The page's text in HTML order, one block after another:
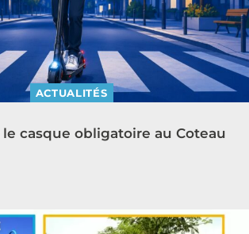
ACTUALITÉS
casque obligatoire au Coteau